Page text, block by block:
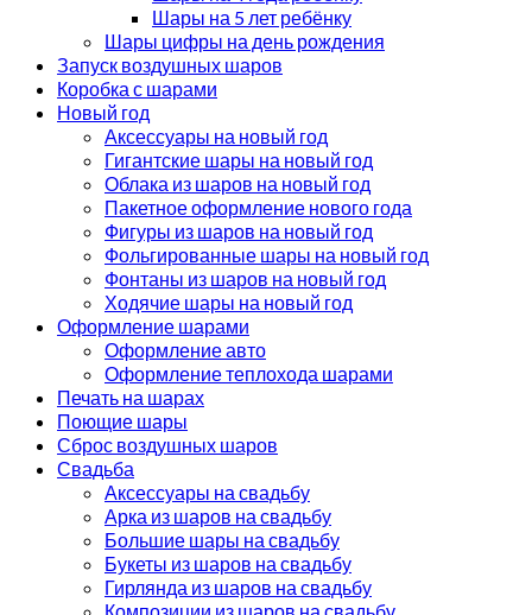
Шары на 5 лет ребёнку
Шары цифры на день рождения
Запуск воздушных шаров
Коробка с шарами
Новый год
Аксессуары на новый год
Гигантские шары на новый год
Облака из шаров на новый год
Пакетное оформление нового года
Фигуры из шаров на новый год
Фольгированные шары на новый год
Фонтаны из шаров на новый год
Ходячие шары на новый год
Оформление шарами
Оформление авто
Оформление теплохода шарами
Печать на шарах
Поющие шары
Сброс воздушных шаров
Свадьба
Аксессуары на свадьбу
Арка из шаров на свадьбу
Большие шары на свадьбу
Букеты из шаров на свадьбу
Гирлянда из шаров на свадьбу